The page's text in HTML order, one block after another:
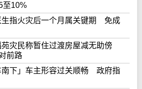
至10%
生指火灾后一个月属关键期 免成
灾民称暂住过渡房屋减无助傍
前路
南下」车主形容过关顺畅 政府指